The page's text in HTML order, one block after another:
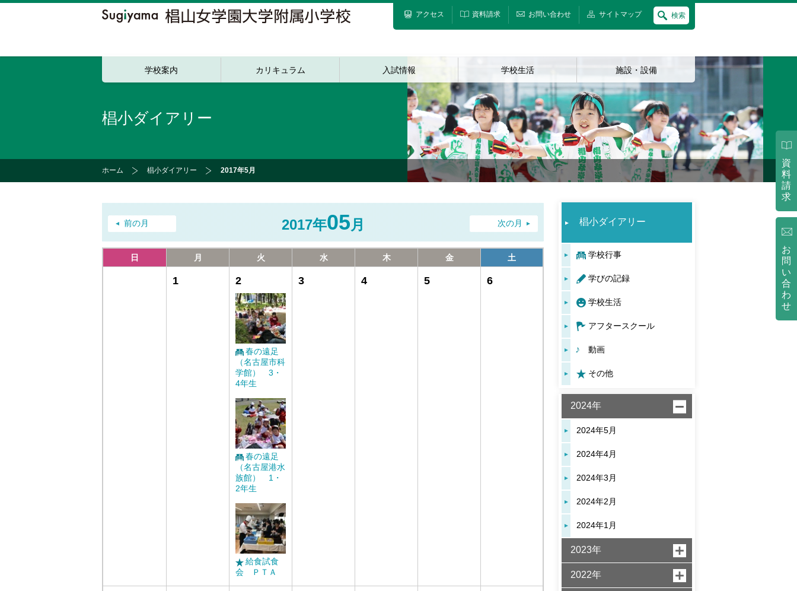
アクセス 資料請求 お問い合わせ サイトマップ 検索
学校案内 カリキュラム 入試情報 学校生活 施設・設備
椙小ダイアリー
ホーム 椙小ダイアリー 2017年5月
2017年05月
前の月 次の月
日 月 火 水 木 金 土
1 2
春の遠足
（名古屋市科
学館） 3・
4年生
春の遠足
（名古屋港水
族館） 1・
2年生
給食試食
会 ＰＴＡ
3 4 5 6
椙小ダイアリー
学校行事
学びの記録
学校生活
アフタースクール
動画
その他
2024年
2024年5月
2024年4月
2024年3月
2024年2月
2024年1月
2023年
2022年
資
料
請
求
お
問
い
合
わ
せ